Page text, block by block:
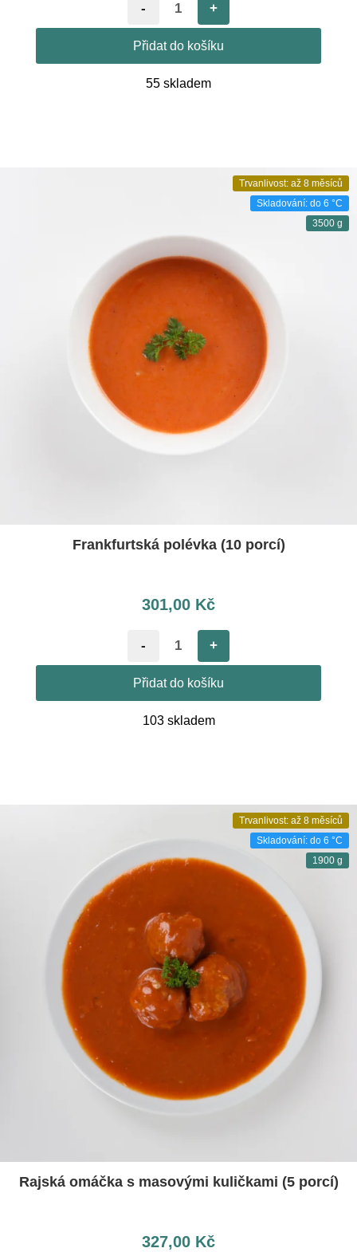
- +
Přidat do košíku
55 skladem
Trvanlivost: až 8 měsíců
Skladování: do 6 °C
3500 g
Frankfurtská polévka (10 porcí)
301,00 Kč
- +
Přidat do košíku
103 skladem
Trvanlivost: až 8 měsíců
Skladování: do 6 °C
1900 g
Rajská omáčka s masovými kuličkami (5 porcí)
327,00 Kč